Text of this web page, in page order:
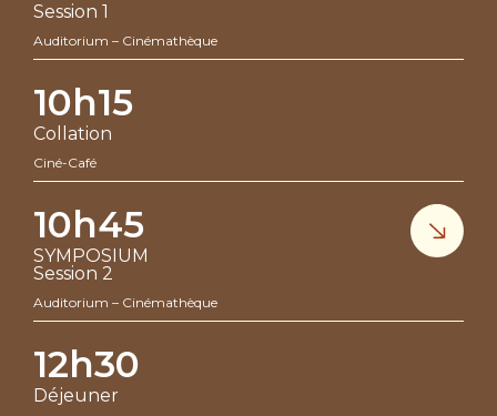
Session 1
Auditorium – Cinémathèque
10h15
Collation
Ciné-Café
10h45
SYMPOSIUM
Session 2
Auditorium – Cinémathèque
12h30
Déjeuner